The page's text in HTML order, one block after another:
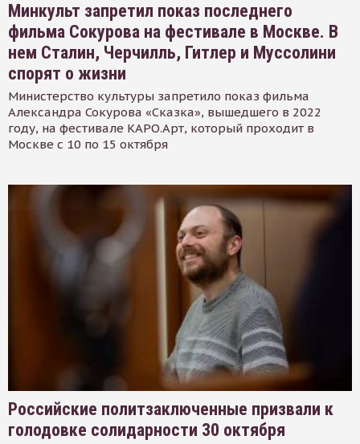
Минкульт запретил показ последнего
фильма Сокурова на фестивале в Москве. В
нем Сталин, Черчилль, Гитлер и Муссолини
спорят о жизни
Министерство культуры запретило показ фильма
Александра Сокурова «Сказка», вышедшего в 2022
году, на фестивале КАРО.Арт, который проходит в
Москве с 10 по 15 октября
Российские политзаключенные призвали к
голодовке солидарности 30 октября